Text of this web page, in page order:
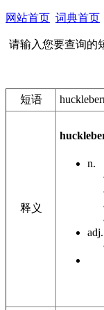
网站首页 词典首页
请输入您要查询的
短语
释义
n.
adj.